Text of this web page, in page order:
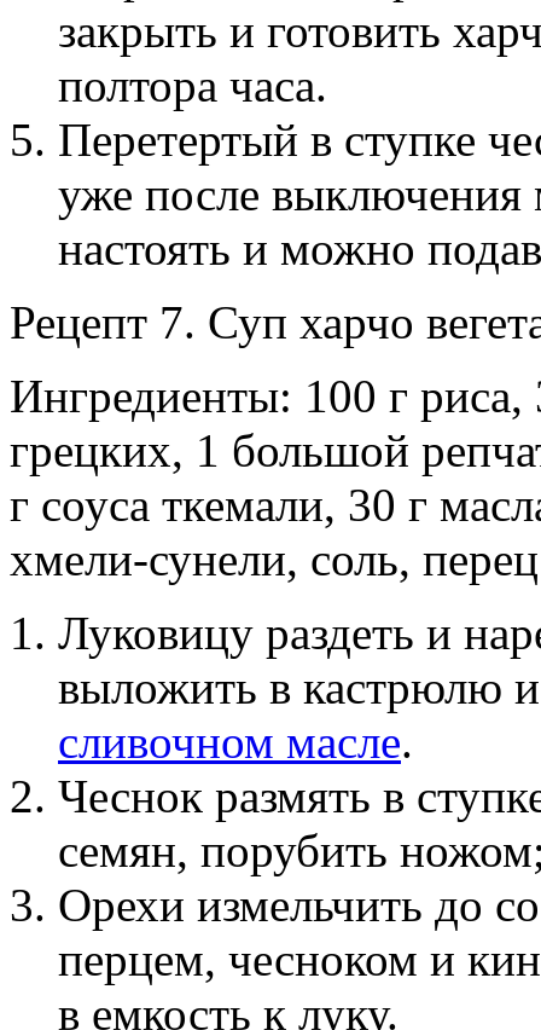
закрыть и готовить
полтора часа.
Перетертый в ступке
уже после выключения
настоять и можно
Рецепт 7. Суп харчо
Ингредиенты: 100 г риса,
грецких, 1 большой
г соуса ткемали, 30 г
хмели-сунели, соль,
Луковицу раздеть и
выложить в кастрюлю
сливочном масле.
Чеснок размять в
семян, порубить
Орехи измельчить до
перцем, чесноком и
в емкость к луку.